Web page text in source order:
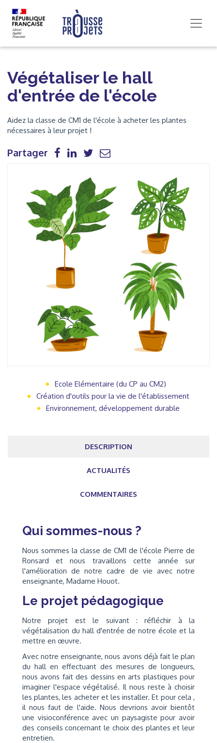
Végétaliser le hall
d'entrée de l'école
Aidez la classe de CM1 de l'école à acheter les plantes
nécessaires à leur projet !
Partager
Ecole Elémentaire (du CP au CM2)
Création d'outils pour la vie de l'établissement
Environnement, développement durable
DESCRIPTION
ACTUALITÉS
COMMENTAIRES
Qui sommes-nous ?
Nous sommes la classe de CM1 de l'école Pierre de
Ronsard et nous travaillons cette année sur
l'amélioration de notre cadre de vie avec notre
enseignante, Madame Houot.
Le projet pédagogique
Notre projet est le suivant : réfléchir à la
végétalisation du hall d'entrée de notre école et la
mettre en œuvre.
Avec notre enseignante, nous avons déjà fait le plan
du hall en effectuant des mesures de longueurs,
nous avons fait des dessins en arts plastiques pour
imaginer l'espace végétalisé. Il nous reste à choisir
les plantes, les acheter et les installer. Et pour cela ,
il nous faut de l'aide. Nous devrions avoir bientôt
une visioconférence avec un paysagiste pour avoir
des conseils concernant le choix des plantes et leur
entretien.